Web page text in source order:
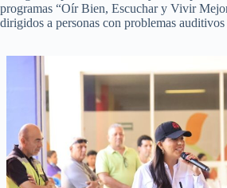
programas “Oír Bien, Escuchar y Vivir
dirigidos a personas con problemas